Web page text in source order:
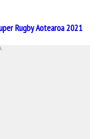
Rugby Aotearoa 2021